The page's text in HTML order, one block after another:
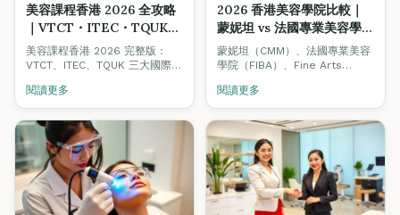
美容課程香港 2026 全攻略
｜VTCT・ITEC・TQUK
證書文憑比較、學費、美容
師人工
美容課程香港 2026 完整版：
VTCT、ITEC、TQUK 三大國際認
師人工幾多？一次過解答，附 8
大揀學校要點同 10 條 FAQ。
閱讀更多
2026 香港美容學院比較｜
蒙妮坦 vs 法國專業美容學院
FIBA vs Fine Arts
Academy：認證、課程、就
業、創業生態全方位對照
蒙妮坦（CMM）、法國專業美容
學院（FIBA）、Fine Arts
間都係香港有歷史嘅美容培訓機
構，但定位、強項、配套生態大
不同。本文中立比較三者嘅認證
體系、課程深度、學費、就業支
援，並解釋點解 Fine Arts 同時
搞 Beauty Stars 美容院認證、
Job Board 美業招聘平台同創業
孵化計劃 — 因為我哋相信整個行
業要一齊升級。
閱讀更多